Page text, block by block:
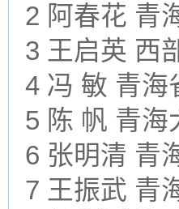
2 阿春花 青
3 王启英 西
4 冯 敏 青海
5 陈 帆 青海
6 张明清 青
7 王振武 青